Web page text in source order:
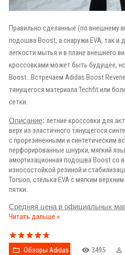
Правильно сделанные (по внешнему
подошва Boost, а снаружи EVA, так и
лёгкости мытья и в плане внешнего
кроссовками может быть будущее,
Boost...Встречаем Adidas Boost
тянущегося материала Techfit или
сетки.
Описание: летние кроссовки для
верх из эластичного тянущегося
с прорезиненными и синтетическим
перфорированные шнурки, мягкий
амортизационная подошва Boost со
износостойкой резиной и
Torsion, стелька EVA с мягким
пятки..
Средняя цена в официальных
Читать дальше »
Обзоры Adidas 3495